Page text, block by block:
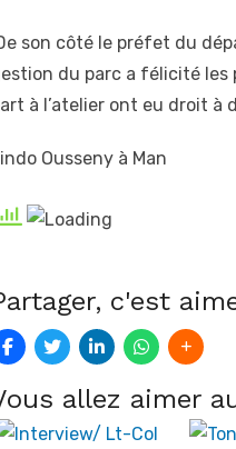
son côté le préfet du
du parc a félicité
à l’atelier ont eu droit à
Ousseny à Man
c'est
allez aimer